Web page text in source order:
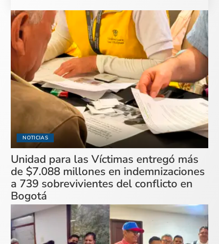
NOTICIAS
Unidad para las Víctimas entregó más
de $7.088 millones en indemnizaciones
a 739 sobrevivientes del conflicto en
Bogotá